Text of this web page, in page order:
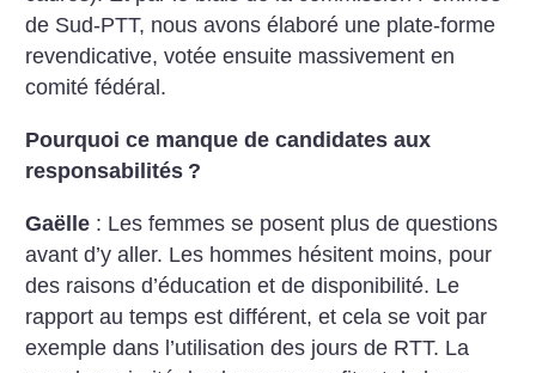
de Sud-PTT, nous avons élaboré une plate-forme
revendicative, votée ensuite massivement en
comité fédéral.
Pourquoi ce manque de candidates aux
responsabilités ?
Gaëlle : Les femmes se posent plus de questions
avant d’y aller. Les hommes hésitent moins, pour
des raisons d’éducation et de disponibilité. Le
rapport au temps est différent, et cela se voit par
exemple dans l’utilisation des jours de RTT. La